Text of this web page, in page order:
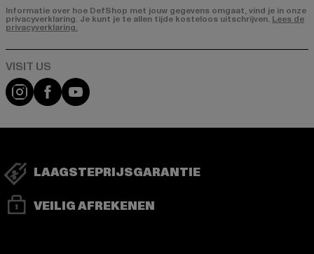
Informatie over hoe DefShop met jouw gegevens omgaat, vind je in onze
privacyverklaring. Je kunt je te allen tijde kosteloos uitschrijven. Lees de
privacyverklaring.
Visit our Instagram page:
Visit our Facebook page:
Visit our YouTube channel:
LAAGSTEPRIJSGARANTIE
VEILIG AFREKENEN